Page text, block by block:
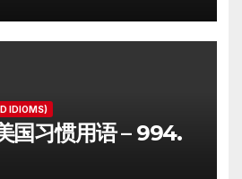
IDIOMS)
国习惯用语 – 994.